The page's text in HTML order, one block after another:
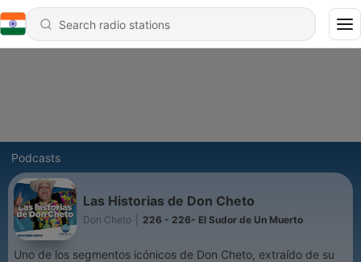
Podcasts
Las Historias de Don Cheto
Don Cheto 226 - 226- El Sudor de Un Muerto
Uno de los segmentos icónicos de Don Cheto, extraído de su